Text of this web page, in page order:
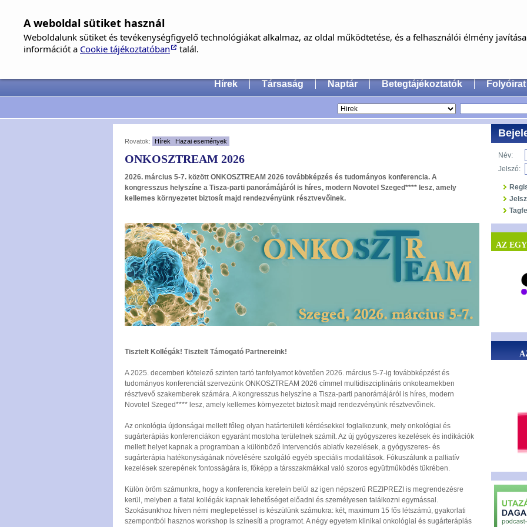
NYAKSEBÉSZ ORVOSOK EGYESÜLETE
Hírek Társaság Naptár Betegtájékoztatók Folyóirat
Rovatok: Hírek Hazai események
ONKOSZTREAM 2026
2026. március 5-7. között ONKOSZTREAM 2026 továbbképzés és tudományos konferencia. A
kongresszus helyszíne a Tisza-parti panorámájáról is híres, modern Novotel Szeged**** lesz, amely
kellemes környezetet biztosít majd rendezvényünk résztvevőinek.
Tisztelt Kollégák! Tisztelt Támogató Partnereink!
A 2025. decemberi kötelező szinten tartó tanfolyamot követően 2026. március 5-7-ig továbbképzést és
tudományos konferenciát szervezünk ONKOSZTREAM 2026 címmel multidiszciplináris onkoteamekben
résztvevő szakemberek számára. A kongresszus helyszíne a Tisza-parti panorámájáról is híres, modern
Novotel Szeged**** lesz, amely kellemes környezetet biztosít majd rendezvényünk résztvevőinek.
Az onkológia újdonságai mellett főleg olyan határterületi kérdésekkel foglalkozunk, mely onkológiai és
sugárterápiás konferenciákon egyaránt mostoha területnek számít. Az új gyógyszeres kezelések és indikációk
mellett helyet kapnak a programban a különböző intervenciós ablatív kezelések, a gyógyszeres- és
sugárterápia hatékonyságának növelésére szolgáló egyéb speciális modalitások. Fókuszálunk a palliatív
kezelések szerepének fontosságára is, főképp a társszakmákkal való szoros együttműködés tükrében.
Külön öröm számunkra, hogy a konferencia keretein belül az igen népszerű REZIPREZI is megrendezésre
kerül, melyben a fiatal kollégák kapnak lehetőséget előadni és személyesen találkozni egymással.
Szokásunkhoz híven némi meglepetéssel is készülünk számukra: két, maximum 15 fős létszámú, gyakorlati
szempontból hasznos workshop is színesíti a programot. A négy egyetem klinikai onkológiai és sugárterápiás
Név:
Jelszó:
AZ
A weboldal sütiket használ
Weboldalunk sütiket és tevékenységfigyelő technológiákat alkalmaz, az oldal működtetése, és a felhasználói élmény
információt a Cookie tájékoztatóban talál.